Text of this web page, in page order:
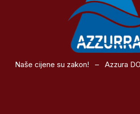
Naše cijene su zakon! – Azzura